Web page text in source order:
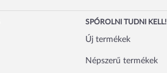
SPÓROLNI TUDNI KELL!
Új termékek
Népszerű termékek